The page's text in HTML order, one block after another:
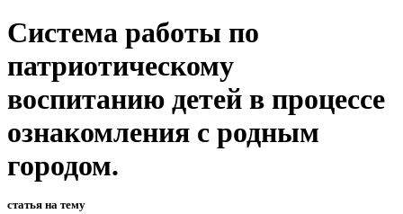
Система работы по
патриотическому
воспитанию детей в процессе
ознакомления с родным
городом.
статья на тему